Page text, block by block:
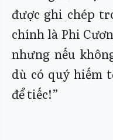
được ghi chép
chính là Phi
nhưng nếu
dù có quý hiếm
để tiếc!”